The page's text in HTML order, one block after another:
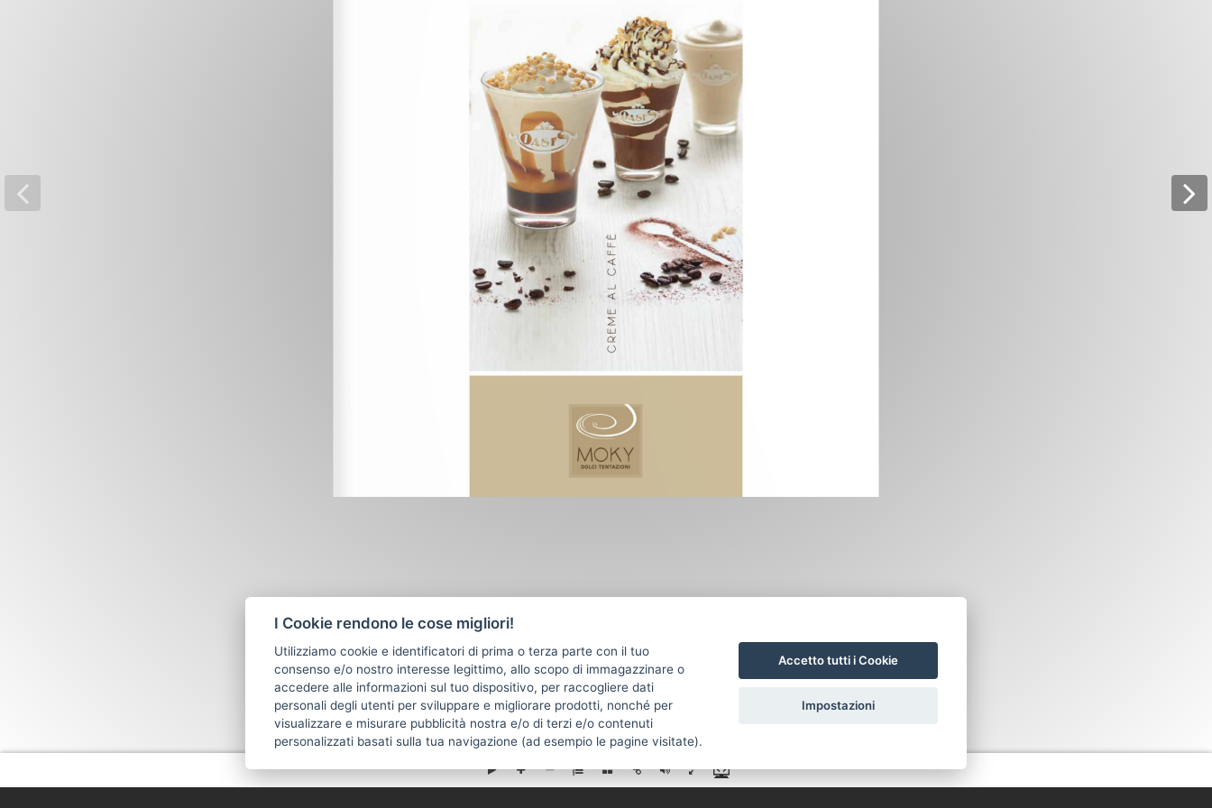
I Cookie rendono le cose migliori!
Utilizziamo cookie e identificatori di prima o terza parte con il tuo
consenso e/o nostro interesse legittimo, allo scopo di immagazzinare o
accedere alle informazioni sul tuo dispositivo, per raccogliere dati
personali degli utenti per sviluppare e migliorare prodotti, nonché per
visualizzare e misurare pubblicità nostra e/o di terzi e/o contenuti
personalizzati basati sulla tua navigazione (ad esempio le pagine visitate).
Accetto tutti i Cookie
Impostazioni